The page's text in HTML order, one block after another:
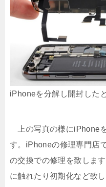
iPhoneを分解し開封した
上の写真の様にiPhone
す。iPhoneの修理専門店
の交換での修理を致しま
に触れたり初期化など致